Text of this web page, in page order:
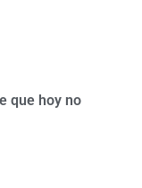
que hoy no